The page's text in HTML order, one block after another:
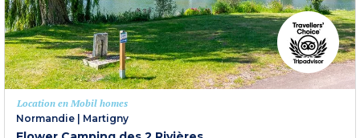
Location en Mobil homes
Normandie
Martigny